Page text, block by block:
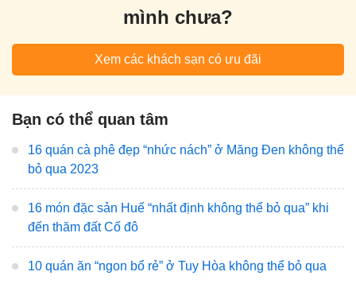
mình chưa?
Xem các khách sạn có ưu đãi
Bạn có thể quan tâm
16 quán cà phê đẹp “nhức nách” ở Măng Đen không thể
bỏ qua 2023
16 món đặc sản Huế “nhất định không thể bỏ qua” khi
đến thăm đất Cố đô
10 quán ăn “ngon bổ rẻ” ở Tuy Hòa không thể bỏ qua